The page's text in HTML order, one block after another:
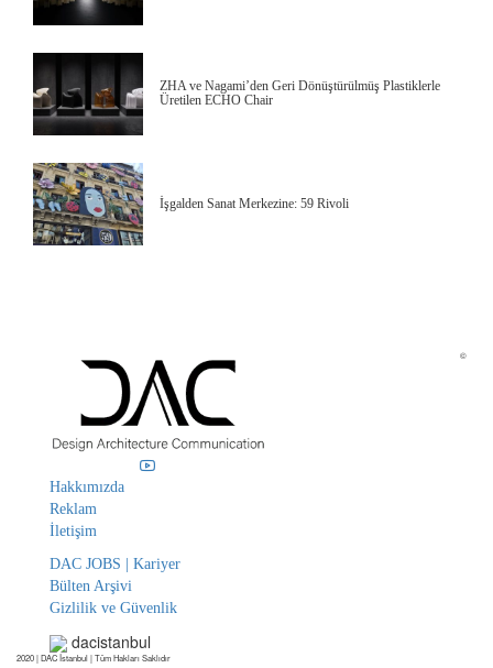
ZHA ve Nagami’den Geri Dönüştürülmüş Plastiklerle
Üretilen ECHO Chair
İşgalden Sanat Merkezine: 59 Rivoli
Hakkımızda
Reklam
İletişim
DAC JOBS | Kariyer
Bülten Arşivi
Gizlilik ve Güvenlik
dacistanbul
©
2020 | DAC İstanbul | Tüm Hakları Saklıdır